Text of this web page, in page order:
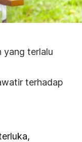
yang terlalu
terhadap